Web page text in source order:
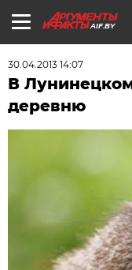
AIF.BY
30.04.2013 14:07
В
деревню